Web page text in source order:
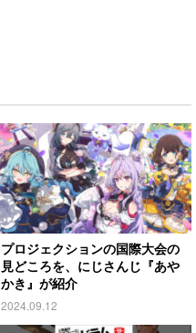
プロジェクションの国際大会の
見どころを、にじさんじ『あや
かき』が紹介
2024.09.12